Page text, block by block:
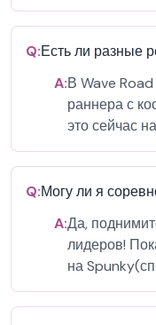
Q:Есть ли разные
A:В Wave
раннера с
это сейчас
Q:Могу ли я
A:Да,
лидеров!
на